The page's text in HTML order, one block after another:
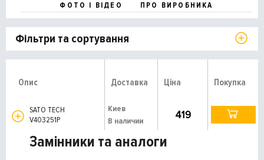
ФОТО І ВІДЕО
ПРО ВИРОБНИКА
Фільтри та сортування
Опис Доставка Ціна Покупка
SATO TECH
V403251P
Киев
В наличии
419
Замінники та аналоги